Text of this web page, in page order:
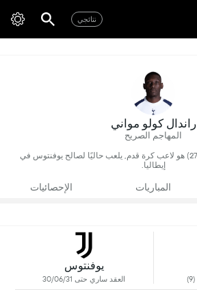
نتائجي
راندال كولو مواني
المهاجم الصريح
راندال كولو مواني (فرنسا, 27) هو لاعب كرة قدم, يلعب حاليًا لصالح يوفنتوس في
إيطاليا.
المباريات الإحصائيات
يوفنتوس
العقد ساري حتى 30/06/31